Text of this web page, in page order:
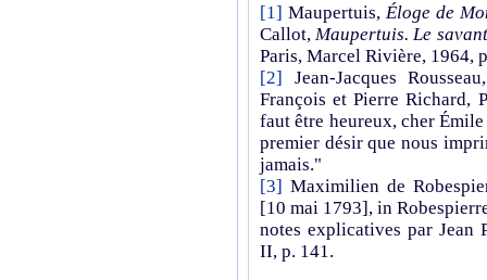
[1] Maupertuis, Éloge de
Callot,Maupertuis. Le
Paris, Marcel Rivière, 1964,
[2] Jean-Jacques
François et Pierre Richard,
faut être heureux, cher
premier désir que nous
jamais."
[3] Maximilien de
[10 mai 1793], in
notes explicatives par Jean
II, p. 141.